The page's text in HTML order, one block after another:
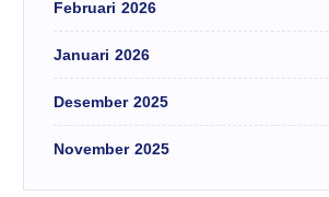
Februari 2026
Januari 2026
Desember 2025
November 2025